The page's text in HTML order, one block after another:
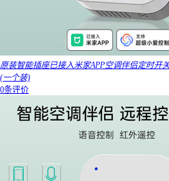
原装智能插座已接入米家APP空调伴侣定时开
(一个装)
0条评价